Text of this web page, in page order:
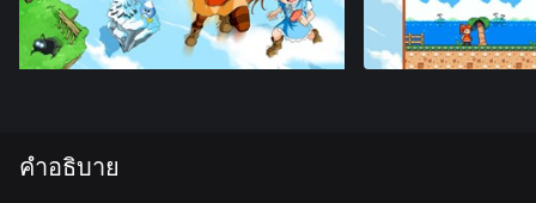
คำอธิบาย